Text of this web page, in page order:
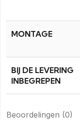
MONTAGE
BIJ DE LEVERING
INBEGREPEN
Beoordelingen (0)